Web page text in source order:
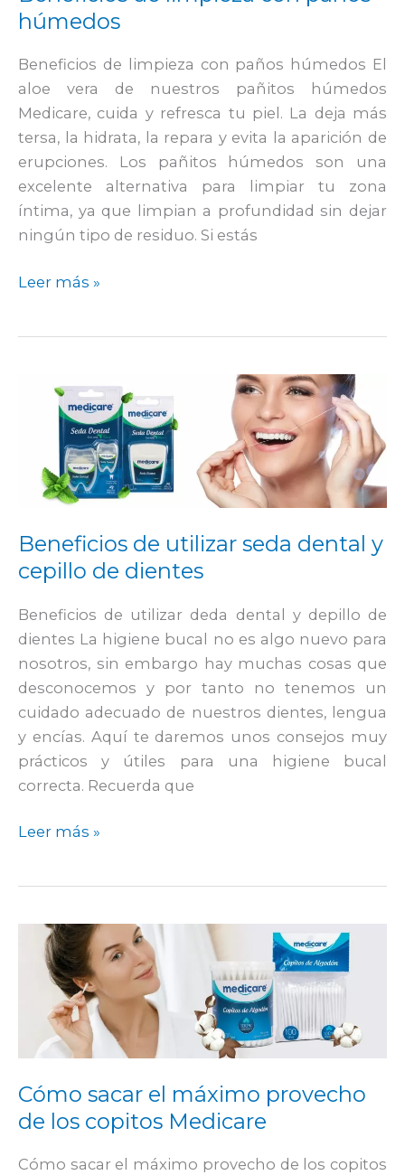
húmedos
Beneficios de limpieza con paños húmedos El
aloe vera de nuestros pañitos húmedos
Medicare, cuida y refresca tu piel. La deja más
tersa, la hidrata, la repara y evita la aparición de
erupciones. Los pañitos húmedos son una
excelente alternativa para limpiar tu zona
íntima, ya que limpian a profundidad sin dejar
ningún tipo de residuo. Si estás
Leer más »
Beneficios de utilizar seda dental y
cepillo de dientes
Beneficios de utilizar deda dental y depillo de
dientes La higiene bucal no es algo nuevo para
nosotros, sin embargo hay muchas cosas que
desconocemos y por tanto no tenemos un
cuidado adecuado de nuestros dientes, lengua
y encías. Aquí te daremos unos consejos muy
prácticos y útiles para una higiene bucal
correcta. Recuerda que
Beneficios
utilizar
dental
cepillo
de
dientes
Leer más »
Cómo sacar el máximo provecho
de los copitos Medicare
Cómo sacar el máximo provecho de los copitos
Cómo
sacar
máximo
provecho
de
copitos
Medicare